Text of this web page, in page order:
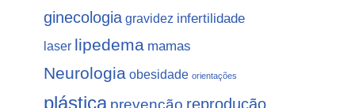
ginecologia gravidez infertilidade
laser lipedema mamas
Neurologia obesidade orientações
plástica prevenção reprodução